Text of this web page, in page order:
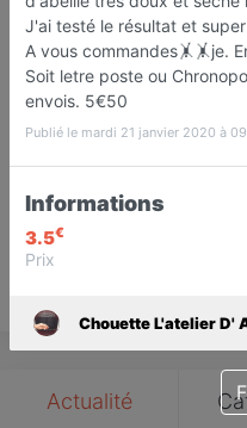
Favori
08:00
Actualité
J'ai testé le résultat et super
A vous commandes🤸🤸je.
Soit letre poste ou
envois. 5€50
Publié le mardi 21 janvier 2020 à
Informations
3.5€
Prix
Chouette L'atelier D'